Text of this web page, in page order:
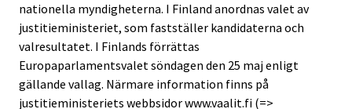
nationella myndigheterna. I Finland anordnas valet av
justitieministeriet, som fastställer kandidaterna och
valresultatet. I Finlands förrättas
Europaparlamentsvalet söndagen den 25 maj enligt
gällande vallag. Närmare information finns på
justitieministeriets webbsidor www.vaalit.fi (=>